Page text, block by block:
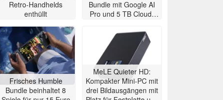
Retro-Handhelds
enthüllt
Bundle mit Google AI
Pro und 5 TB Cloud-
Frisches Humble
Bundle beinhaltet 8
MeLE Quieter HD:
Kompakter Mini-PC mit
drei Bildausgängen mit